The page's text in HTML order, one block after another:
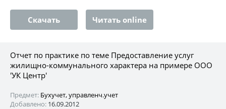
Скачать Читать online
Отчет по практике по теме Предоставление услуг
жилищно-коммунального характера на примере ООО
'УК Центр'
Предмет: Бухучет, управленч.учет
Добавлено: 16.09.2012